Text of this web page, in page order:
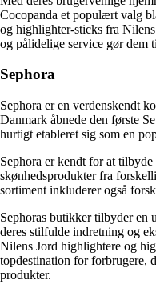
Cocopanda et populært valg
og highlighter-sticks fra
og pålidelige service gør dem
Sephora
Sephora er en verdenskendt
Danmark åbnede den første
hurtigt etableret sig som en
Sephora er kendt for at
skønhedsprodukter fra
sortiment inkluderer også
Sephoras butikker tilbyder en
deres stilfulde indretning og
Nilens Jord highlightere og
topdestination for forbrugere,
produkter.